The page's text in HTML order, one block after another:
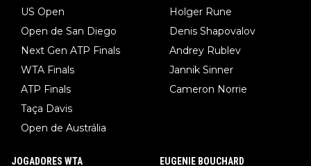
US Open
Open de San Diego
Next Gen ATP Finals
WTA Finals
ATP Finals
Taça Davis
Open de Austrália
Holger Rune
Denis Shapovalov
Andrey Rublev
Jannik Sinner
Cameron Norrie
JOGADORES WTA EUGENIE BOUCHARD